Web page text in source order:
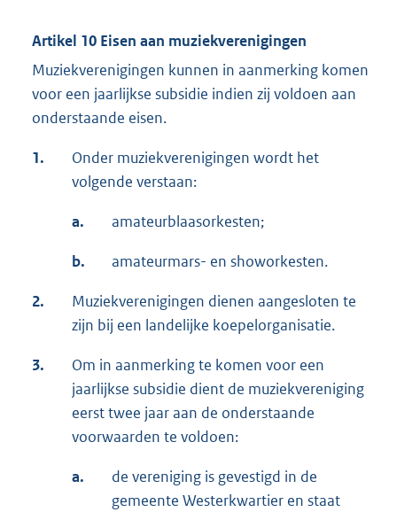
Artikel 10 Eisen aan muziekverenigingen
Muziekverenigingen kunnen in aanmerking komen
voor een jaarlijkse subsidie indien zij voldoen aan
onderstaande eisen.
1.
Onder muziekverenigingen wordt het
volgende verstaan:
a. amateurblaasorkesten;
b. amateurmars- en showorkesten.
2.
Muziekverenigingen dienen aangesloten te
zijn bij een landelijke koepelorganisatie.
3.
Om in aanmerking te komen voor een
jaarlijkse subsidie dient de muziekvereniging
eerst twee jaar aan de onderstaande
voorwaarden te voldoen:
a.
de vereniging is gevestigd in de
gemeente Westerkwartier en staat